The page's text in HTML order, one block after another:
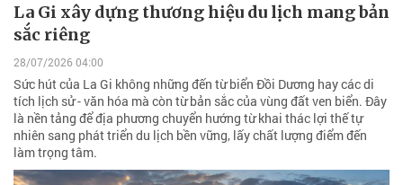
La Gi xây dựng thương hiệu du lịch mang bản
sắc riêng
28/07/2026 04:00
Sức hút của La Gi không những đến từ biển Đồi Dương hay các di
tích lịch sử - văn hóa mà còn từ bản sắc của vùng đất ven biển. Đây
là nền tảng để địa phương chuyển hướng từ khai thác lợi thế tự
nhiên sang phát triển du lịch bền vững, lấy chất lượng điểm đến
làm trọng tâm.